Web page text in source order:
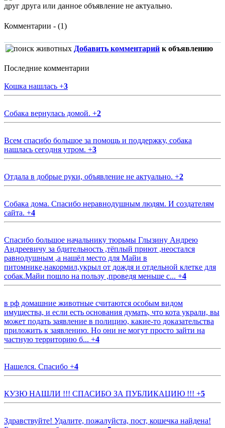
Комментарии - (1)
Добавить комментарий к объявлению
Последние комментарии
Кошка нашлась +3
Собака вернулась домой. +2
Всем спасибо большое за помощь и поддержку, собака
нашлась сегодня утром. +3
Отдала в добрые руки, объявление не актуально. +2
Собака дома. Спасибо неравнодушным людям. И создателям
сайта. +4
Спасибо большое начальнику тюрьмы Глызину Андрею
Андреевичу за бдительность ,тёплый приют ,неостался
равнодушным ,а нашёл место для Майи в
питомнике,накормил,укрыл от дождя и отдельной клетке для
собак.Майи пошло на пользу ,проведя меньше с... +4
в рф домашние животные считаются особым видом
имущества, и если есть основания думать, что кота украли, вы
может подать заявление в полицию, какие-то доказательства
приложить к заявлению. Но они не могут просто зайти на
частную территорию б... +4
Нашелся. Спасибо +4
КУЗЮ НАШЛИ !!! СПАСИБО ЗА ПУБЛИКАЦИЮ !!! +5
Здравствуйте! Удалите, пожалуйста, пост, кошечка найдена!